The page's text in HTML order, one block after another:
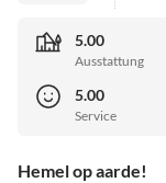
5.00
Ausstattung
5.00
Service
Hemel op aarde!